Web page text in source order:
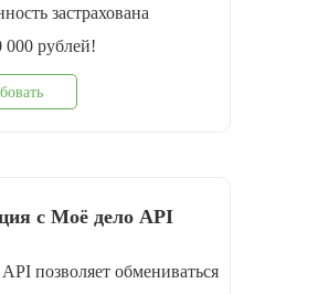
застрахована
000 рублей!
с Моё дело API
позволяет обмениваться